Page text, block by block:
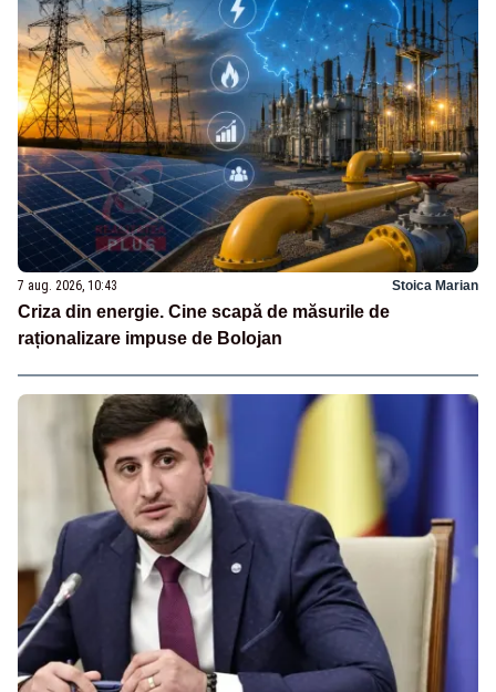
7 aug. 2026, 10:43 Stoica Marian
Criza din energie. Cine scapă de măsurile de
raționalizare impuse de Bolojan